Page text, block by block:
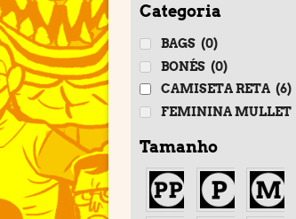
Categoria
BAGS (0)
BONÉS (0)
CAMISETA RETA (6)
FEMININA MULLET
Tamanho